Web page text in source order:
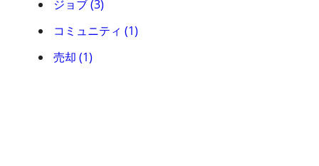
ジョブ (3)
コミュニティ (1)
売却 (1)